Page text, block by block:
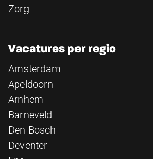
Zorg
Vacatures per regio
Amsterdam
Apeldoorn
Arnhem
Barneveld
Den Bosch
Deventer